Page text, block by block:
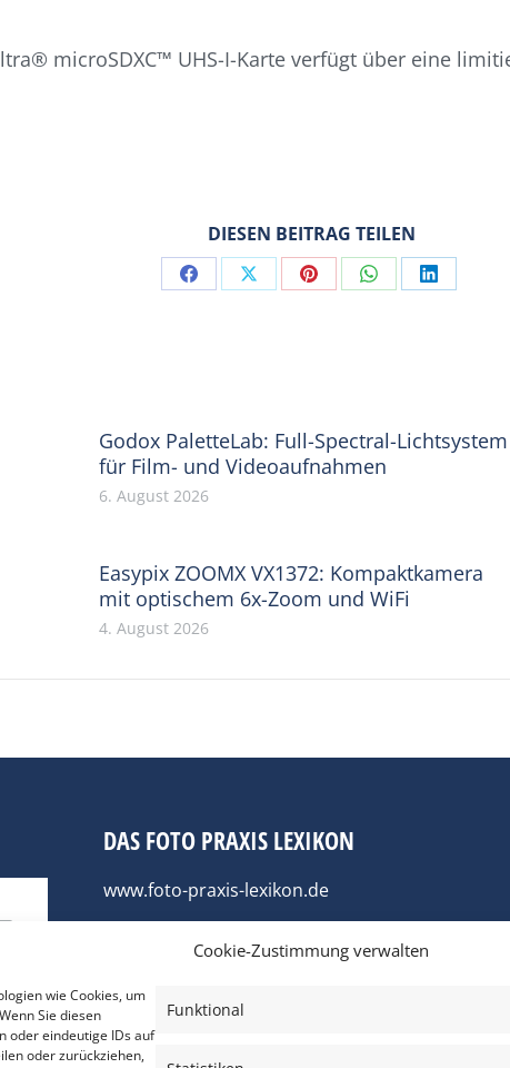
Cookie-Zustimmung verwalten
wie Cookies, um
Sie diesen
oder eindeutige IDs auf
oder zurückziehen,
Funktional
microSDXC™ UHS-I-Karte verfügt über eine
DIESEN BEITRAG TEILEN
Share Share Share Share Share
Godox PaletteLab: Full-Spectral-Lichtsystem
für Film- und Videoaufnahmen
6. August 2026
Easypix ZOOMX VX1372: Kompaktkamera
mit optischem 6x-Zoom und WiFi
4. August 2026
DAS FOTO PRAXIS LEXIKON
www.foto-praxis-lexikon.de